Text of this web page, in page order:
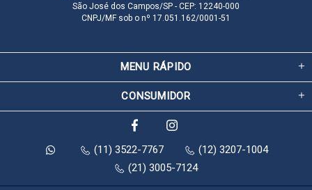
São José dos Campos/SP - CEP: 12240-000
CNPJ/MF sob o nº 17.051.162/0001-51
MENU RÁPIDO
CONSUMIDOR
(11) 3522-7767
(12) 3207-1004
(21) 3005-7124